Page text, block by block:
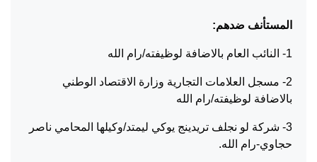
المستأنف ضدهم:
1- النائب العام بالاضافة لوظيفته/رام الله
2- مسجل العلامات التجارية وزارة الاقتصاد الوطني
بالاضافة لوظيفته/رام الله
3- شركة لو نجلف تريدينج يوكي ليمتد/وكيلها المحامي ناصر
حجاوي-رام الله.